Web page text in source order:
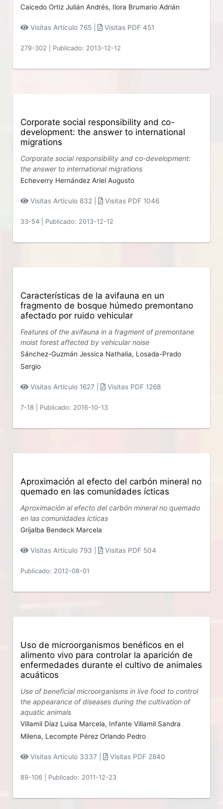
Caicedo Ortiz Julián Andrés, Ilora Brumario Adrián
Visitas Artículo 765 | Visitas PDF 451
279-302 Publicado: 2013-12-12
Corporate social responsibility and co-
development: the answer to international
migrations
Corporate social responsibility and co-development:
the answer to international migrations
Echeverry Hernández Ariel Augusto
Visitas Artículo 832 | Visitas PDF 1046
33-54 Publicado: 2013-12-12
Características de la avifauna en un
fragmento de bosque húmedo premontano
afectado por ruido vehicular
Features of the avifauna in a fragment of premontane
moist forest affected by vehicular noise
Sánchez-Guzmán Jessica Nathalia, Losada-Prado
Sergio
Visitas Artículo 1627 | Visitas PDF 1268
7-18 Publicado: 2016-10-13
Aproximación al efecto del carbón mineral no
quemado en las comunidades ícticas
Aproximación al efecto del carbón mineral no quemado
en las comunidades ícticas
Grijalba Bendeck Marcela
Visitas Artículo 793 | Visitas PDF 504
Publicado: 2012-08-01
Uso de microorganismos benéficos en el
alimento vivo para controlar la aparición de
enfermedades durante el cultivo de animales
acuáticos
Use of beneficial microorganisms in live food to control
the appearance of diseases during the cultivation of
aquatic animals
Villamil Díaz Luisa Marcela, Infante Villamil Sandra
Milena, Lecompte Pérez Orlando Pedro
Visitas Artículo 3337 | Visitas PDF 2840
89-106 Publicado: 2011-12-23